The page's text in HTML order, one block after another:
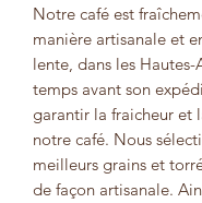
Notre café est
manière artisanale et
lente, dans les
temps avant son
garantir la fraicheur et
notre café. Nous
meilleurs grains et
de façon artisanale.